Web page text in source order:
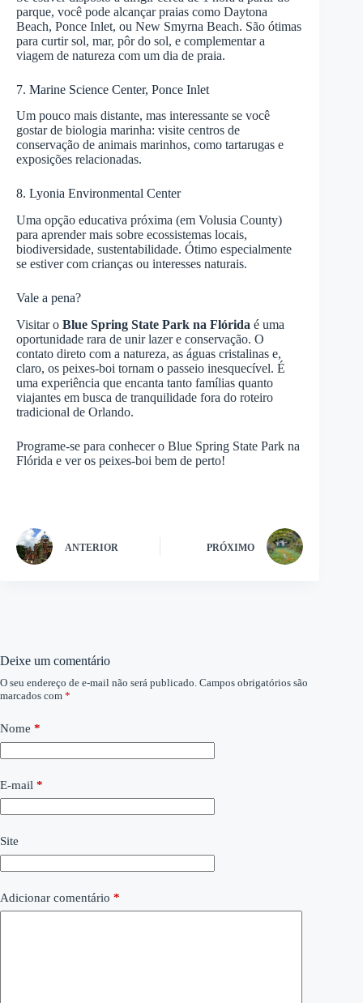
parque, você pode alcançar praias como Daytona
Beach, Ponce Inlet, ou New Smyrna Beach. São ótimas
para curtir sol, mar, pôr do sol, e complementar a
viagem de natureza com um dia de praia.
7. Marine Science Center, Ponce Inlet
Um pouco mais distante, mas interessante se você
gostar de biologia marinha: visite centros de
conservação de animais marinhos, como tartarugas e
exposições relacionadas.
8. Lyonia Environmental Center
Uma opção educativa próxima (em Volusia County)
para aprender mais sobre ecossistemas locais,
biodiversidade, sustentabilidade. Ótimo especialmente
se estiver com crianças ou interesses naturais.
Vale a pena?
Visitar o Blue Spring State Park na Flórida é uma
oportunidade rara de unir lazer e conservação. O
contato direto com a natureza, as águas cristalinas e,
claro, os peixes-boi tornam o passeio inesquecível. É
uma experiência que encanta tanto famílias quanto
viajantes em busca de tranquilidade fora do roteiro
tradicional de Orlando.
Programe-se para conhecer o Blue Spring State Park na
Flórida e ver os peixes-boi bem de perto!
ANTERIOR PRÓXIMO
Deixe um comentário
O seu endereço de e-mail não será publicado. Campos obrigatórios são
marcados com *
Nome *
E-mail *
Site
Adicionar comentário *